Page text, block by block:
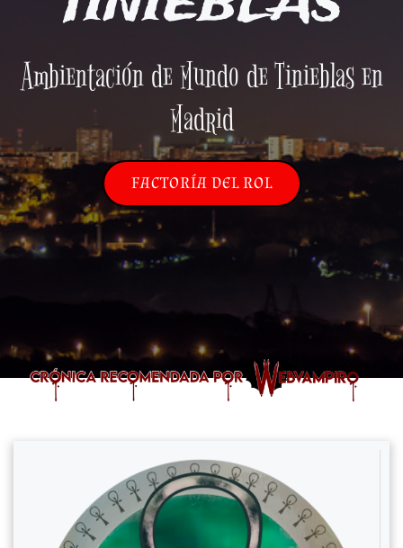
Ambientación de Mundo de Tinieblas en
Madrid
FACTORÍA DEL ROL